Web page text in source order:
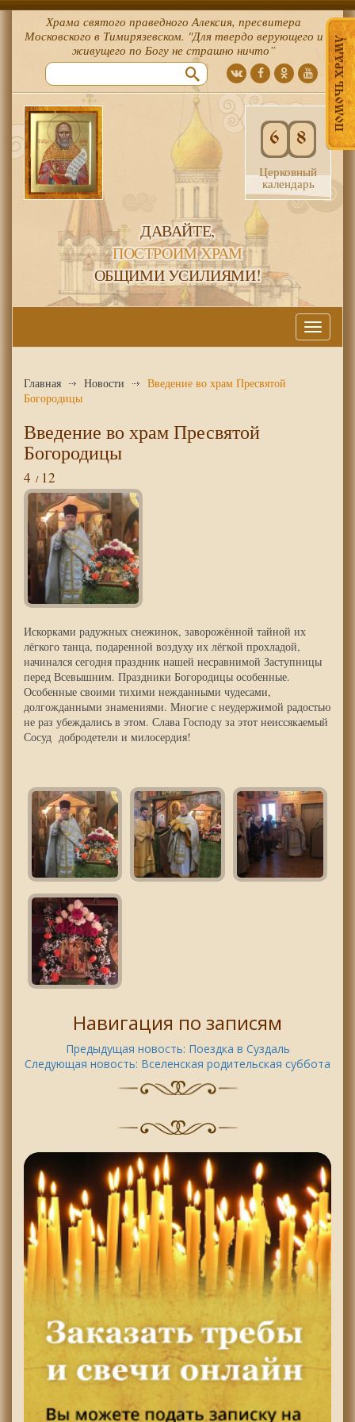
ПОМОЧЬ ХРАМУ
Храма святого праведного Алексия, пресвитера
Московского в Тимирязевском. "Для твердо верующего и
живущего по Богу не страшно ничто”
6 8
Церковный
календарь
ДАВАЙТЕ,
ПОСТРОИМ ХРАМ
ОБЩИМИ УСИЛИЯМИ!
Меню
Главная Новости
Введение во храм Пресвятой
Богородицы
Введение во храм Пресвятой
Богородицы
4 12
Искорками радужных снежинок, заворожённой тайной их
лёгкого танца, подаренной воздуху их лёгкой прохладой,
начинался сегодня праздник нашей несравнимой Заступницы
перед Всевышним. Праздники Богородицы особенные.
Особенные своими тихими нежданными чудесами,
долгожданными знамениями. Многие с неудержимой радостью
не раз убеждались в этом. Слава Господу за этот неиссякаемый
Сосуд добродетели и милосердия!
Навигация по записям
Предыдущая новость: Поездка в Суздаль
Следующая новость: Вселенская родительская суббота